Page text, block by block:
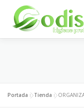
contenido
ÁREA CLIENTES
Portada »Tienda »